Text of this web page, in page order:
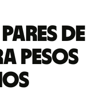
de
pesos